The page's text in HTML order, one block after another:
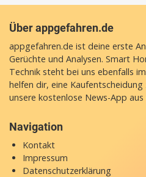
Über appgefahren.de
appgefahren.de ist deine erste
Gerüchte und Analysen. Smart
Technik steht bei uns ebenfalls
helfen dir, eine
unsere kostenlose News-App
Navigation
Kontakt
Impressum
Datenschutzerklärung